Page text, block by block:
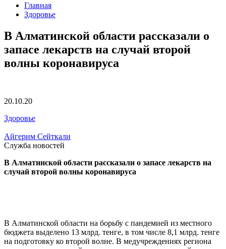
Главная
Здоровье
В Алматинской области рассказали о
запасе лекарств на случай второй
волны коронавируса
20.10.20
Здоровье
Айгерим Сейткали
Служба новостей
В Алматинской области рассказали о запасе лекарств на
случай второй волны коронавируса
В Алматинской области на борьбу с пандемией из местного
бюджета выделено 13 млрд. тенге, в том числе 8,1 млрд. тенге
на подготовку ко второй волне. В медучреждениях региона